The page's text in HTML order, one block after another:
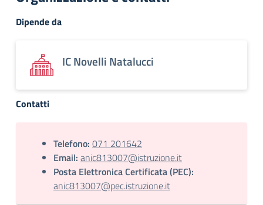
Dipende da
IC Novelli Natalucci
Contatti
Telefono: 071 201642
Email: anic813007@istruzione.it
Posta Elettronica Certificata (PEC):
anic813007@pec.istruzione.it